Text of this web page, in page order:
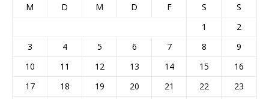
M D M D F S
S
1
2
3
4 5 6 7 8
9
10
11 12 13 14 15
16
17
18 19 20 21 22
23